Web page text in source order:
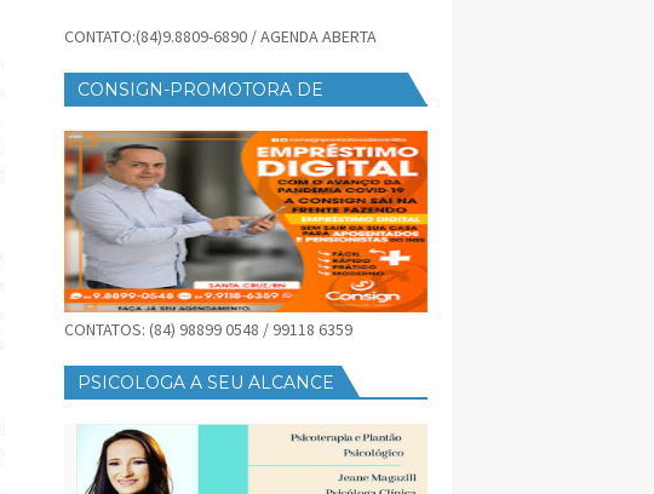
CONTATO:(84)9.8809-6890 / AGENDA ABERTA
CONSIGN-PROMOTORA DE
CONTATOS: (84) 98899 0548 / 99118 6359
PSICOLOGA A SEU ALCANCE